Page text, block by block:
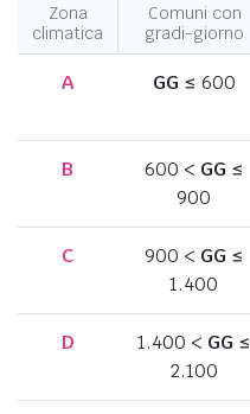
Zona
climatica
Comuni con
gradi-giorno
A GG ≤ 600
B 600 < GG ≤
900
C 900 < GG ≤
1.400
D 1.400 < GG ≤
2.100